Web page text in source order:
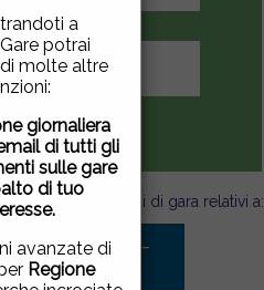
sito utilizza
parti per
la tua
di utilizzo. Se
di più
qui .
questa
questa
su un
la
in altra
acconsenti
cookie.
a
potrai
molte altre
giornaliera
di tutti gli
sulle gare
di tuo
avanzate di
Regione
tutti i bandi di gara relativi a:
PER Servizi -